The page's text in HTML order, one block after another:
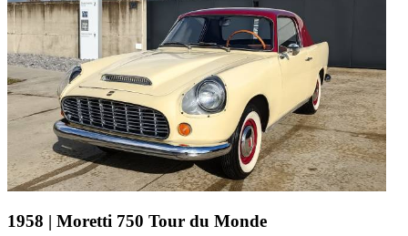
1958 | Moretti 750 Tour du Monde